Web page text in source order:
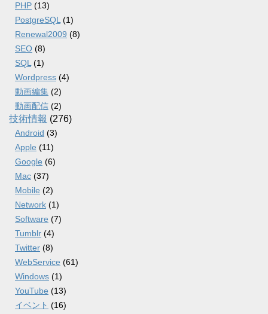
PHP (13)
PostgreSQL (1)
Renewal2009 (8)
SEO (8)
SQL (1)
Wordpress (4)
動画編集 (2)
動画配信 (2)
技術情報 (276)
Android (3)
Apple (11)
Google (6)
Mac (37)
Mobile (2)
Network (1)
Software (7)
Tumblr (4)
Twitter (8)
WebService (61)
Windows (1)
YouTube (13)
イベント (16)